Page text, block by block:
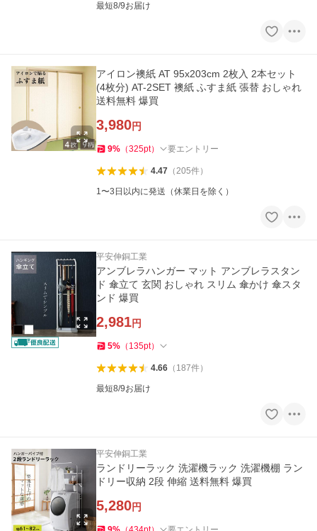
最短8/9お届け
アイロン襖紙 AT 95x203cm 2枚入 2本セット
(4枚分) AT-2SET 襖紙 ふすま紙 張替 おしゃれ
送料無料 爆買
3,980円
9% （325pt） 要エントリー
4.47（205件）
1〜3日以内に発送（休業日を除く）
平安伸銅工業
アンブレラハンガー マット アンブレラスタン
ド 傘立て 玄関 おしゃれ スリム 傘かけ 傘スタ
ンド 爆買
2,981円
5% （ 135pt）
4.66（ 187件）
最短8/9お届け
平安伸銅工業
ランドリーラック 洗濯機ラック 洗濯機棚 ラン
ドリー収納 2段 伸縮 送料無料 爆買
5,280円